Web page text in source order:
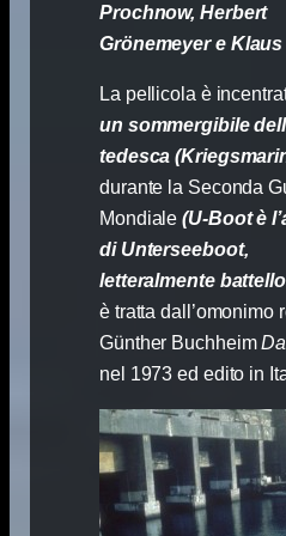
Prochnow, Herbert
Grönemeyer e
La pellicola è
un sommergibile
tedesca
durante la Seconda
Mondiale(U-Boot è
di Unterseeboot,
letteralmente
è tratta dall’omonimo
Günther Buchheim
nel 1973 ed edito in